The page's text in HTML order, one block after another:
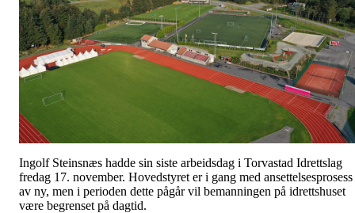
Ingolf Steinsnæs hadde sin siste arbeidsdag i Torvastad Idrettslag
fredag 17. november. Hovedstyret er i gang med ansettelsesprosess
av ny, men i perioden dette pågår vil bemanningen på idrettshuset
være begrenset på dagtid.